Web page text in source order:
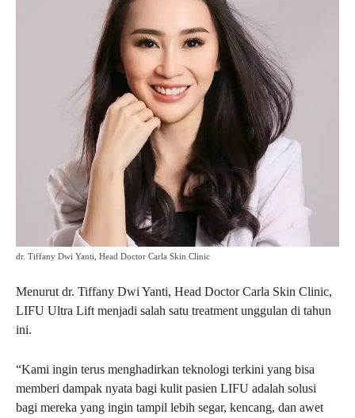
dr. Tiffany Dwi Yanti, Head Doctor Carla Skin Clinic
Menurut dr. Tiffany Dwi Yanti, Head Doctor Carla Skin Clinic,
LIFU Ultra Lift menjadi salah satu treatment unggulan di tahun
ini.
“Kami ingin terus menghadirkan teknologi terkini yang bisa
memberi dampak nyata bagi kulit pasien LIFU adalah solusi
bagi mereka yang ingin tampil lebih segar, kencang, dan awet